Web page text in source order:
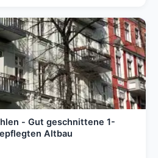
- Gut geschnittene 1-
Altbau